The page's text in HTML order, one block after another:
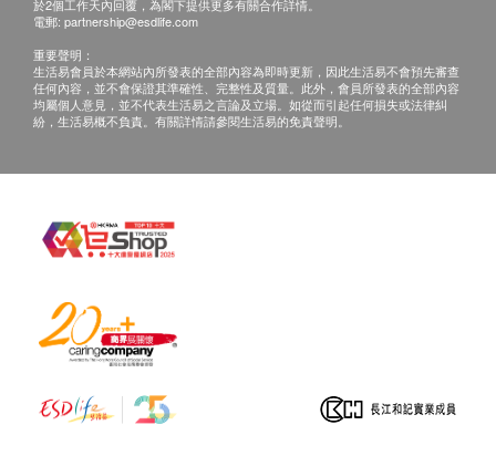
於2個工作天內回覆，為閣下提供更多有關合作詳情。
電郵: partnership@esdlife.com
重要聲明：
生活易會員於本網站內所發表的全部內容為即時更新，因此生活易不會預先審查
任何內容，並不會保證其準確性、完整性及質量。此外，會員所發表的全部內容
均屬個人意見，並不代表生活易之言論及立場。如從而引起任何損失或法律糾
紛，生活易概不負責。有關詳情請參閱生活易的免責聲明。